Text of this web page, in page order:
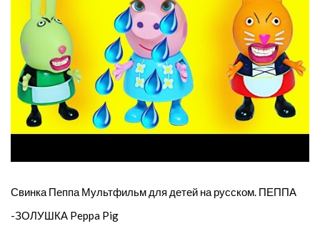
Свинка Пеппа Мультфильм для детей на русском. ПЕППА
-ЗОЛУШКА Peppa Pig